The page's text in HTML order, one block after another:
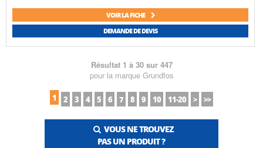
VOIR LA FICHE
DEMANDE DE DEVIS
Résultat 1 à 30 sur 447
pour la marque Grundfos
1
2 3 4 5 6 7 8 9 10 11-20 > >>
VOUS NE TROUVEZ
PAS UN PRODUIT ?